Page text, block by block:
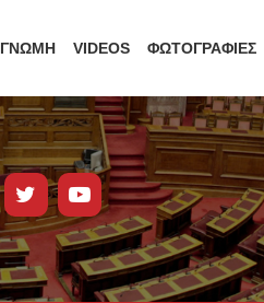
ΓΝΩΜΗ VIDEOS ΦΩΤΟΓΡΑΦΙΕΣ